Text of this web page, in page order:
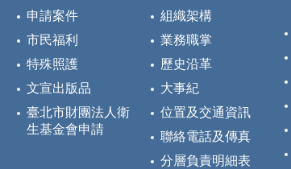
申請案件
市民福利
特殊照護
文宣出版品
臺北市財團法人衛
生基金會申請
組織架構
業務職掌
歷史沿革
大事紀
位置及交通資訊
聯絡電話及傳真
分層負責明細表